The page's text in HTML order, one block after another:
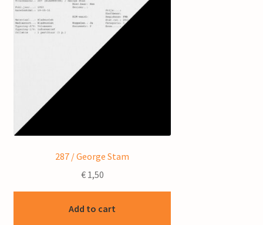
287 / George Stam
€1,50
Add to cart